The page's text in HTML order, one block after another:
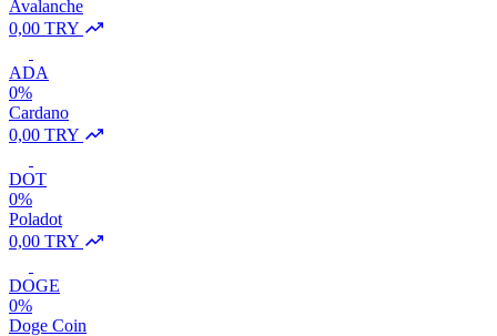
Avalanche
0,00 TRY
ADA
0%
Cardano
0,00 TRY
DOT
0%
Poladot
0,00 TRY
DOGE
0%
Doge Coin